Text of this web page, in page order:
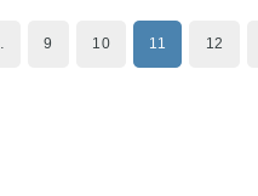
9 10 11 12